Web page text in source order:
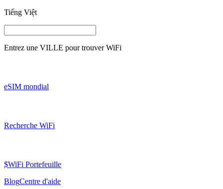
Tiếng Việt
Entrez une VILLE pour trouver WiFi
eSIM mondial
Recherche WiFi
$WiFi Portefeuille
BlogCentre d'aide